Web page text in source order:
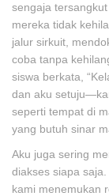
sengaja
mereka tidak
jalur sirkuit,
coba tanpa
siswa berkata,
dan aku
seperti tempat di
yang butuh sinar
Aku juga sering
diakses siapa
kami menemukan